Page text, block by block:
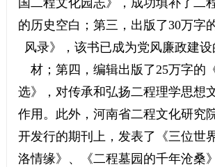
国二程文化园志》，成功填补了二
的历史空白；第三，出版了30万字
风录》，该书已成为党风廉政建
材；第四，编辑出版了25万字的
选》，对传承和弘扬二程理学思想
作用。此外，河南省二程文化研究
开发行的期刊上，发表了《三位世
洛情缘》、《二程墓园的千年沧桑